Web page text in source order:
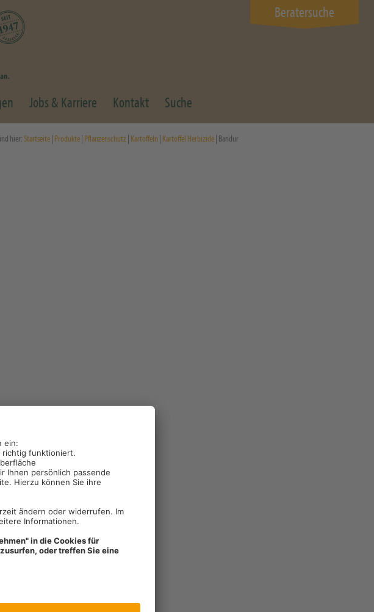
Jobs & Karriere Kontakt Suche
Beratersuche
hier:Startseite Produkte Pflanzenschutz Kartoffeln Kartoffel Herbizide | Bandur